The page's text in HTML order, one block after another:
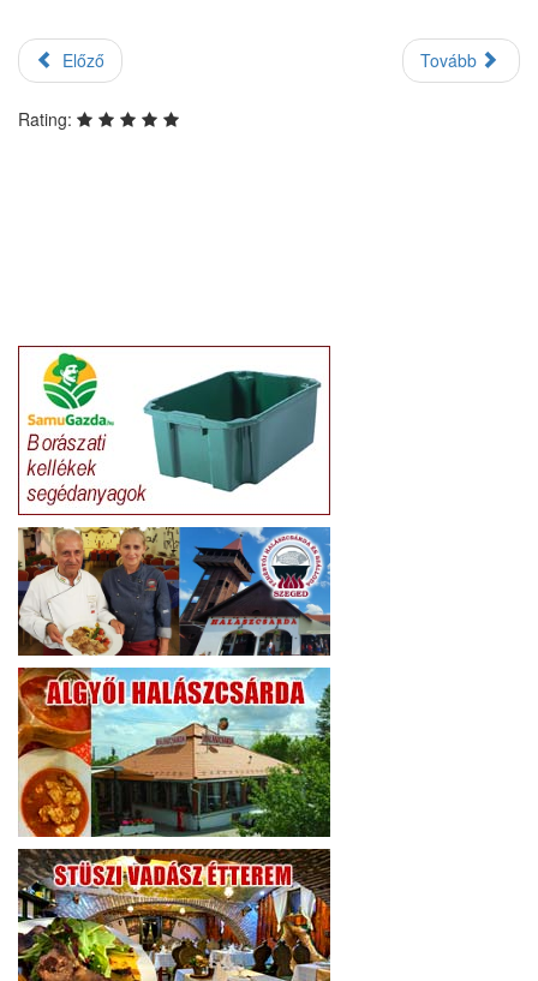
Előző Tovább
Rating: